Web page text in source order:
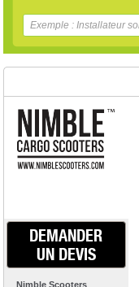
DEMANDER
UN DEVIS
Nimble Scooters